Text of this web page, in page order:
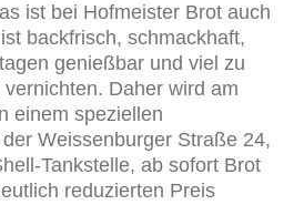
ist bei Hofmeister Brot auch
backfrisch, schmackhaft,
genießbar und viel zu
Daher wird am
einem speziellen
Weissenburger Straße 24,
Tankstelle, ab sofort Brot
reduzierten Preis